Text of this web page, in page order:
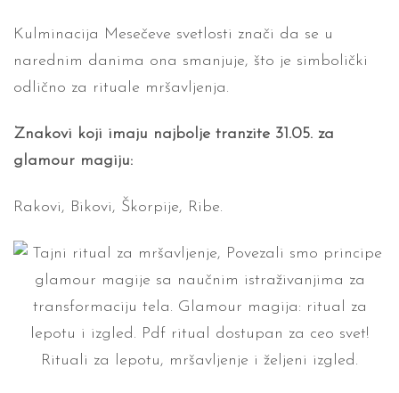
Kulminacija Mesečeve svetlosti znači da se u
narednim danima ona smanjuje, što je simbolički
odlično za rituale mršavljenja.
Znakovi koji imaju najbolje tranzite 31.05. za
glamour magiju:
Rakovi, Bikovi, Škorpije, Ribe.